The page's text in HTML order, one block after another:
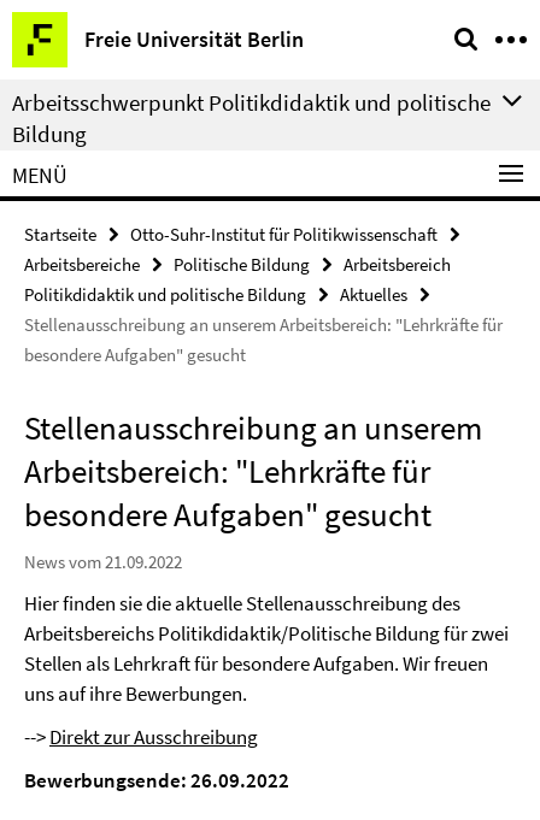
Springe
direkt
zu
Inhalt
Freie Universität Berlin
Service-
Navigation
Arbeitsschwerpunkt Politikdidaktik und politische
Bildung
MENÜ
Startseite
Otto-Suhr-Institut für Politikwissenschaft
Arbeitsbereiche
Politische Bildung
Arbeitsbereich
Politikdidaktik und politische Bildung
Aktuelles
Stellenausschreibung an unserem Arbeitsbereich: "Lehrkräfte für
besondere Aufgaben" gesucht
Stellenausschreibung an unserem
Arbeitsbereich: "Lehrkräfte für
besondere Aufgaben" gesucht
News vom 21.09.2022
Hier finden sie die aktuelle Stellenausschreibung des
Arbeitsbereichs Politikdidaktik/Politische Bildung für zwei
Stellen als Lehrkraft für besondere Aufgaben. Wir freuen
uns auf ihre Bewerbungen.
-->Direkt zur Ausschreibung
Bewerbungsende: 26.09.2022